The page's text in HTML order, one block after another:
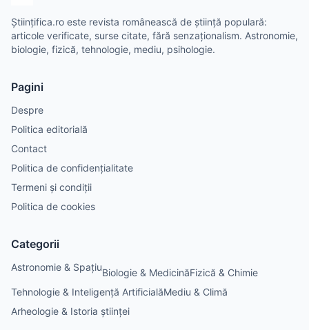
Științifica.ro este revista românească de știință populară:
articole verificate, surse citate, fără senzaționalism. Astronomie,
biologie, fizică, tehnologie, mediu, psihologie.
Pagini
Despre
Politica editorială
Contact
Politica de confidențialitate
Termeni și condiții
Politica de cookies
Categorii
Astronomie & SpațiuBiologie & MedicinăFizică & Chimie
Tehnologie & Inteligență ArtificialăMediu & Climă
Arheologie & Istoria științei